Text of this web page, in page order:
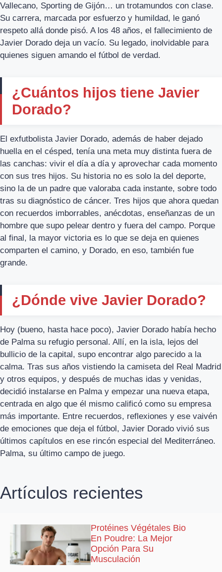
Vallecano, Sporting de Gijón… un trotamundos con clase.
Su carrera, marcada por esfuerzo y humildad, le ganó
respeto allá donde pisó. A los 48 años, el fallecimiento de
Javier Dorado deja un vacío. Su legado, inolvidable para
quienes siguen amando el fútbol de verdad.
¿Cuántos hijos tiene Javier
Dorado?
El exfutbolista Javier Dorado, además de haber dejado
huella en el césped, tenía una meta muy distinta fuera de
las canchas: vivir el día a día y aprovechar cada momento
con sus tres hijos. Su historia no es solo la del deporte,
sino la de un padre que valoraba cada instante, sobre todo
tras su diagnóstico de cáncer. Tres hijos que ahora quedan
con recuerdos imborrables, anécdotas, enseñanzas de un
hombre que supo pelear dentro y fuera del campo. Porque
al final, la mayor victoria es lo que se deja en quienes
comparten el camino, y Dorado, en eso, también fue
grande.
¿Dónde vive Javier Dorado?
Hoy (bueno, hasta hace poco), Javier Dorado había hecho
de Palma su refugio personal. Allí, en la isla, lejos del
bullicio de la capital, supo encontrar algo parecido a la
calma. Tras sus años vistiendo la camiseta del Real Madrid
y otros equipos, y después de muchas idas y venidas,
decidió instalarse en Palma y empezar una nueva etapa,
centrada en algo que él mismo calificó como su empresa
más importante. Entre recuerdos, reflexiones y ese vaivén
de emociones que deja el fútbol, Javier Dorado vivió sus
últimos capítulos en ese rincón especial del Mediterráneo.
Palma, su último campo de juego.
Artículos recientes
Protéines Végétales Bio
En Poudre: La Mejor
Opción Para Su
Musculación